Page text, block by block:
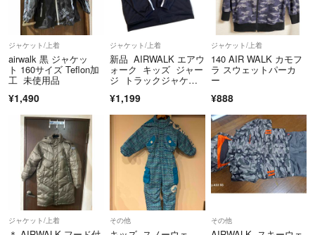
ジャケット/上着
airwalk 黒 ジャケッ
ト 160サイズ Teflon加
工 未使用品
¥1,490
ジャケット/上着
新品 AIRWALK エアウ
ォーク キッズ ジャー
ジ トラックジャケッ
¥1,199
ジャケット/上着
140 AIR WALK カモフ
ラ スウェットパーカ
ー
¥888
ジャケット/上着 その他 その他